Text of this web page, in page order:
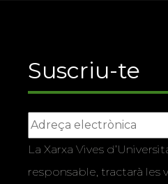
Suscriu-te
La Xarxa Vives
responsable, tractarà les